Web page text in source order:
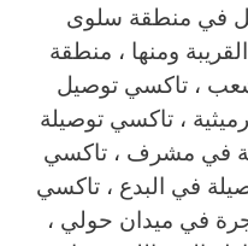
في منطقة سلوى
بمحافظة حولي والمناطق القريبة ‎ومنها ، منطقة
، تاكسي توصيل
، تاكسي توصيلة
في مشرف ، تاكسي
في البدع ، تاكسي
في ميدان حولي ،